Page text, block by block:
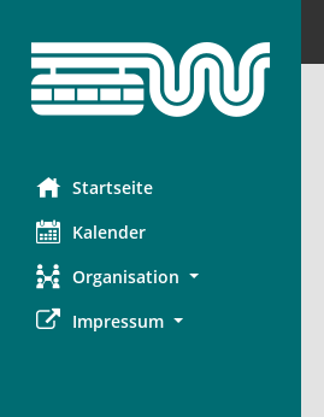
Startseite
Kalender
Organisation
Impressum